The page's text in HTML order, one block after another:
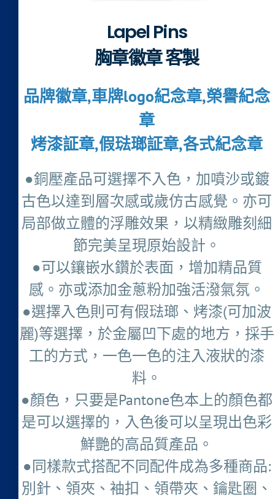
Lapel Pins
胸章徽章 客製
品牌徽章,車牌logo紀念章,榮譽紀念
章
烤漆証章,假琺瑯証章,各式紀念章
●銅壓產品可選擇不入色，加噴沙或鍍
古色以達到層次感或歲仿古感覺。亦可
局部做立體的浮雕效果，以精緻雕刻細
節完美呈現原始設計。
●可以鑲嵌水鑽於表面，增加精品質
感。亦或添加金蔥粉加強活潑氣氛。
●選擇入色則可有假琺瑯、烤漆(可加波
麗)等選擇，於金屬凹下處的地方，採手
工的方式，一色一色的注入液狀的漆
料。
●顏色，只要是Pantone色本上的顏色都
是可以選擇的，入色後可以呈現出色彩
鮮艷的高品質產品。
●同樣款式搭配不同配件成為多種商品:
別針、領夾、袖扣、領帶夾、鑰匙圈、